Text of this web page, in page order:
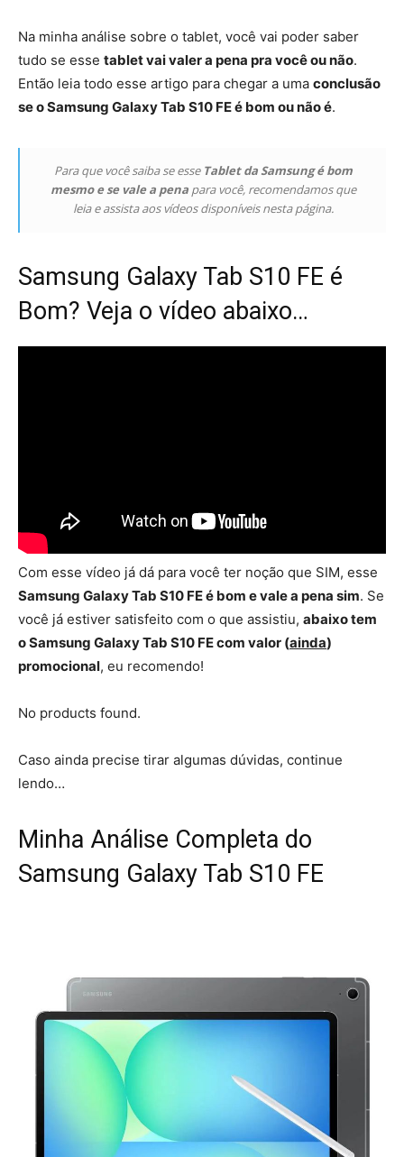
Na minha análise sobre o tablet, você vai poder saber
tudo se esse tablet vai valer a pena pra você ou não.
Então leia todo esse artigo para chegar a uma conclusão
se o Samsung Galaxy Tab S10 FE é bom ou não é.
Para que você saiba se esse Tablet da Samsung é bom
mesmo e se vale a penapara você, recomendamos que
leia e assista aos vídeos disponíveis nesta página.
Samsung Galaxy Tab S10 FE é
Bom? Veja o vídeo abaixo…
Com esse vídeo já dá para você ter noção que SIM, esse
Samsung Galaxy Tab S10 FE é bom e vale a pena sim. Se
você já estiver satisfeito com o que assistiu, abaixo tem
o Samsung Galaxy Tab S10 FE com valor (ainda)
promocional, eu recomendo!
No products found.
Caso ainda precise tirar algumas dúvidas, continue
lendo…
Minha Análise Completa do
Samsung Galaxy Tab S10 FE